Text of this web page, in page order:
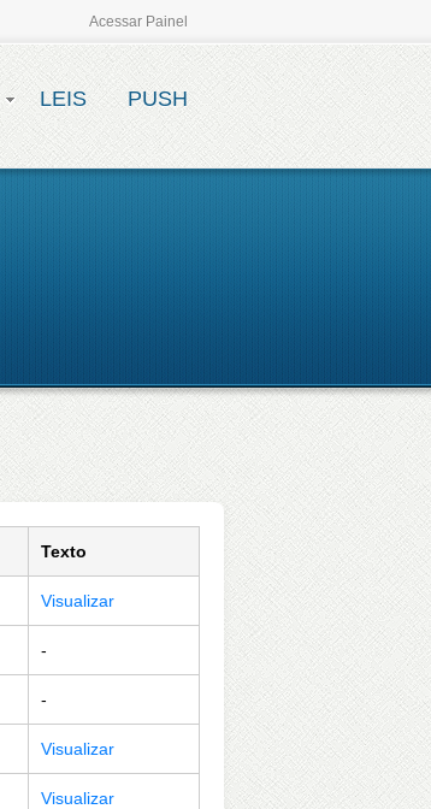
Acessar Painel
LEIS PUSH
Texto
Visualizar
-
-
Visualizar
Visualizar